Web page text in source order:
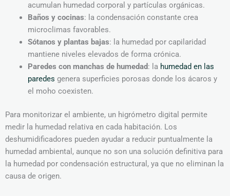
acumulan humedad corporal y partículas orgánicas.
Baños y cocinas: la condensación constante crea
microclimas favorables.
Sótanos y plantas bajas: la humedad por capilaridad
mantiene niveles elevados de forma crónica.
Paredes con manchas de humedad: la humedad en las
paredes genera superficies porosas donde los ácaros y
el moho coexisten.
Para monitorizar el ambiente, un higrómetro digital permite
medir la humedad relativa en cada habitación. Los
deshumidificadores pueden ayudar a reducir puntualmente la
humedad ambiental, aunque no son una solución definitiva para
la humedad por condensación estructural, ya que no eliminan la
causa de origen.